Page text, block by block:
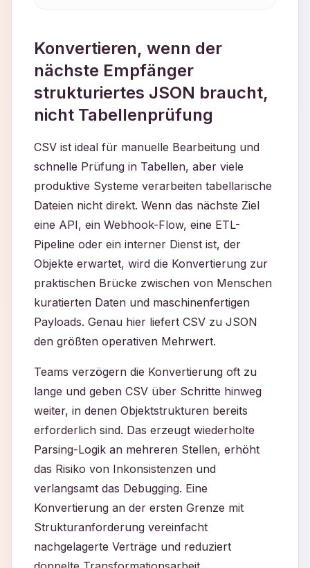
Konvertieren, wenn der
nächste Empfänger
strukturiertes JSON braucht,
nicht Tabellenprüfung
CSV ist ideal für manuelle Bearbeitung und
schnelle Prüfung in Tabellen, aber viele
produktive Systeme verarbeiten tabellarische
Dateien nicht direkt. Wenn das nächste Ziel
eine API, ein Webhook-Flow, eine ETL-
Pipeline oder ein interner Dienst ist, der
Objekte erwartet, wird die Konvertierung zur
praktischen Brücke zwischen von Menschen
kuratierten Daten und maschinenfertigen
Payloads. Genau hier liefert CSV zu JSON
den größten operativen Mehrwert.
Teams verzögern die Konvertierung oft zu
lange und geben CSV über Schritte hinweg
weiter, in denen Objektstrukturen bereits
erforderlich sind. Das erzeugt wiederholte
Parsing-Logik an mehreren Stellen, erhöht
das Risiko von Inkonsistenzen und
verlangsamt das Debugging. Eine
Konvertierung an der ersten Grenze mit
Strukturanforderung vereinfacht
nachgelagerte Verträge und reduziert